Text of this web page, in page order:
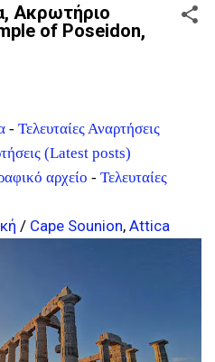
Ακρωτήριο
of Poseidon,
- Τελευταίες Αναρτήσεις
(Latest posts)
αρχείο - Τελευταίες
/ Cape Sounion, Attica